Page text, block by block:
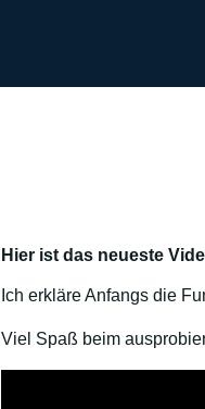
Hier ist das neueste
Ich erkläre Anfangs die
Viel Spaß beim